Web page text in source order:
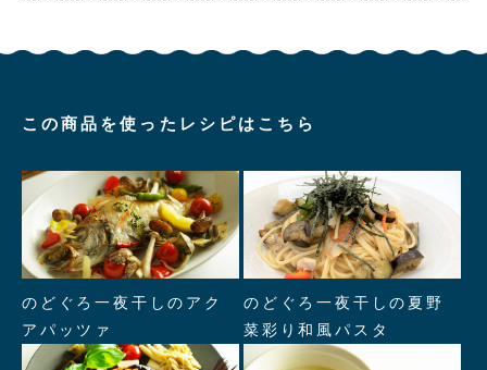
この商品を使ったレシピはこちら
" alt="のどぐろ一夜干しのアク
のどぐろ一夜干しのアク
アパッツァ
" alt="のどぐろ一夜干しの夏野
菜彩り和風パスタ"/>
のどぐろ一夜干しの夏野
菜彩り和風パスタ